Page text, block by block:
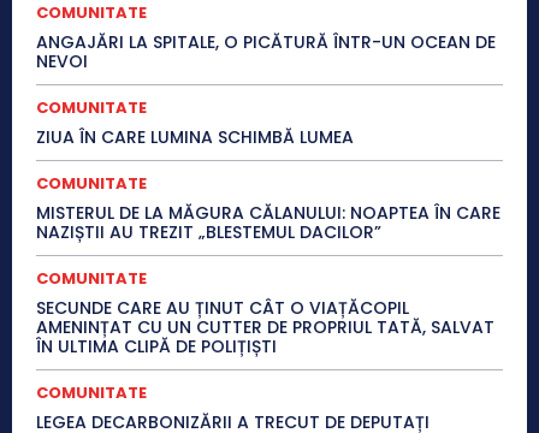
COMUNITATE
ANGAJĂRI LA SPITALE, O PICĂTURĂ ÎNTR-UN OCEAN DE
NEVOI
COMUNITATE
ZIUA ÎN CARE LUMINA SCHIMBĂ LUMEA
COMUNITATE
MISTERUL DE LA MĂGURA CĂLANULUI: NOAPTEA ÎN CARE
NAZIȘTII AU TREZIT „BLESTEMUL DACILOR”
COMUNITATE
SECUNDE CARE AU ȚINUT CÂT O VIAȚĂCOPIL
AMENINȚAT CU UN CUTTER DE PROPRIUL TATĂ, SALVAT
ÎN ULTIMA CLIPĂ DE POLIȚIȘTI
COMUNITATE
LEGEA DECARBONIZĂRII A TRECUT DE DEPUTAȚI